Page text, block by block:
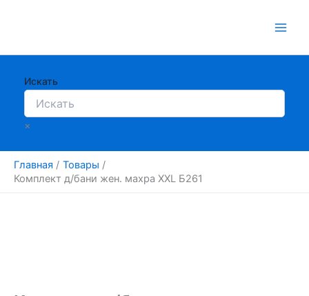
Искать
×
Главная
Товары
Комплект д/бани жен. махра XXL Б261